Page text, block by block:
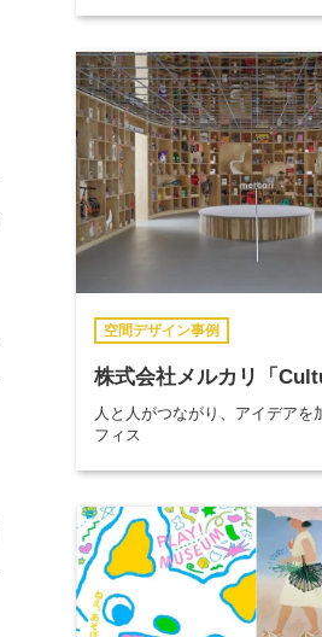
空間デザイン事例
株式会社メルカリ「
人と人がつながり、アイデアを
フィス